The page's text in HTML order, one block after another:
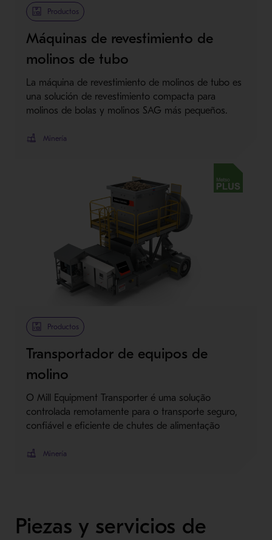
Metso Plus
Productos
Máquinas de revestimiento de
molinos de tubo
La máquina de revestimiento de molinos de tubo es
una solución de revestimiento compacta para
molinos de bolas y molinos SAG más pequeños.
Minería
Metso Plus
Productos
Transportador de equipos de
molino
O Mill Equipment Transporter é uma solução
controlada remotamente para o transporte seguro,
confiável e eficiente de chutes de alimentação
Minería
Piezas y servicios de